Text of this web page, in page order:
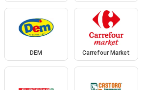
DEM Carrefour Market